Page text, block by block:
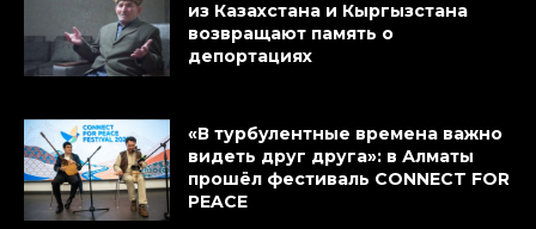
из Казахстана и Кыргызстана
возвращают память о
депортациях
«В турбулентные времена важно
видеть друг друга»: в Алматы
прошёл фестиваль CONNECT FOR
PEACE